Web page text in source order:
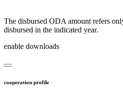
The disbursed ODA amount refers
disbursed in the indicated year.
enable downloads
cooperation profile